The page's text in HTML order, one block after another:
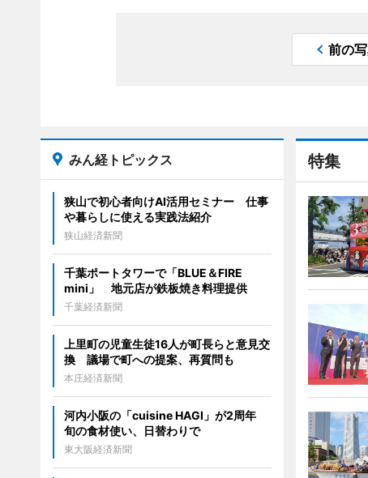
前の
特集
みん経トピックス
狭山で初心者向けAI活用セミナー 仕事
や暮らしに使える実践法紹介
狭山経済新聞
千葉ポートタワーで「BLUE＆FIRE
mini」 地元店が鉄板焼き料理提供
千葉経済新聞
上里町の児童生徒16人が町長らと意見交
換 議場で町への提案、再質問も
本庄経済新聞
河内小阪の「cuisine HAGI」が2周年
旬の食材使い、日替わりで
東大阪経済新聞